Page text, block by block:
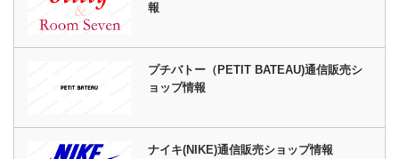
報
プチバトー（PETIT BATEAU)通信販売シ
ョップ情報
ナイキ(NIKE)通信販売ショップ情報